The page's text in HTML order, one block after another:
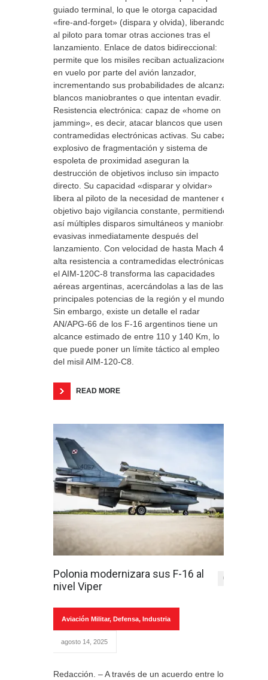
guiado terminal, lo que le otorga capacidad
«fire-and-forget» (dispara y olvida), liberando
al piloto para tomar otras acciones tras el
lanzamiento. Enlace de datos bidireccional:
permite que los misiles reciban actualizaciones
en vuelo por parte del avión lanzador,
incrementando sus probabilidades de alcanzar
blancos maniobrantes o que intentan evadir.
Resistencia electrónica: capaz de «home on
jamming», es decir, atacar blancos que usen
contramedidas electrónicas activas. Su cabezal
explosivo de fragmentación y sistema de
espoleta de proximidad aseguran la
destrucción de objetivos incluso sin impacto
directo. Su capacidad «disparar y olvidar»
libera al piloto de la necesidad de mantener el
objetivo bajo vigilancia constante, permitiendo
así múltiples disparos simultáneos y maniobras
evasivas inmediatamente después del
lanzamiento. Con velocidad de hasta Mach 4 y
alta resistencia a contramedidas electrónicas,
el AIM-120C-8 transforma las capacidades
aéreas argentinas, acercándolas a las de las
principales potencias de la región y el mundo.
Sin embargo, existe un detalle el radar
AN/APG-66 de los F-16 argentinos tiene un
alcance estimado de entre 110 y 140 Km, lo
que puede poner un límite táctico al empleo
del misil AIM-120-C8.
READ MORE
Polonia modernizara sus F-16 al
nivel Viper
0
Aviación Militar, Defensa, Industria
agosto 14, 2025
Redacción. – A través de un acuerdo entre los